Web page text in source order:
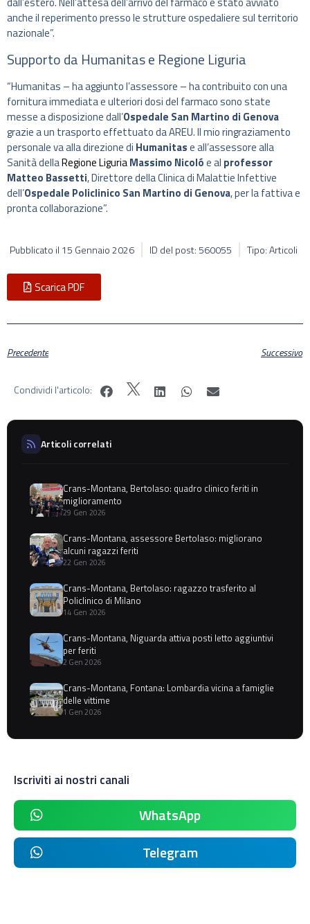
anche il reperimento presso le strutture ospedaliere sul territorio
nazionale”.
Supporto da Humanitas e Regione Liguria
“Humanitas – ha aggiunto l’assessore – ha contribuito con una
fornitura immediata e ulteriori dosi del farmaco sono state
messe a disposizione dall’Ospedale San Martino di Genova
grazie a un trasporto effettuato da AREU. Il mio ringraziamento
personale va alla direzione di Humanitase all’assessore alla
Sanità dellaRegione LiguriaMassimo Nicolóe al professor
Matteo Bassetti, Direttore della Clinica di Malattie Infettive
dell’Ospedale Policlinico San Martino di Genova, per la fattiva e
pronta collaborazione”.
Pubblicato il 15 Gennaio 2026 ID del post: 560055 Tipo: Articoli
Scarica PDF
Precedente Successivo
Condividi l'articolo:
Articoli correlati
Crans-Montana, Bertolaso: quadro clinico feriti in
miglioramento
29 Gen 2026
Crans-Montana, assessore Bertolaso: migliorano
alcuni ragazzi feriti
22 Gen 2026
Crans-Montana, Bertolaso: ragazzo trasferito al
Policlinico di Milano
14 Gen 2026
Crans-Montana, Niguarda attiva posti letto aggiuntivi
per feriti
2 Gen 2026
Crans-Montana, Fontana: Lombardia vicina a famiglie
delle vittime
1 Gen 2026
Iscriviti ai nostri canali
WhatsApp
Telegram